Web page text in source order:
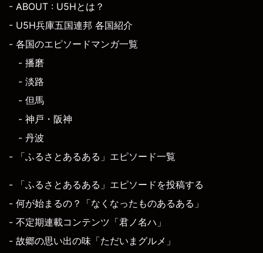
- ABOUT : U5Hとは？
- U5H兵庫五国連邦 各国紹介
- 各国のエピソードマンガ一覧
- 播磨
- 淡路
- 但馬
- 神戸・阪神
- 丹波
- 「ふるさとあるある」エピソード一覧
- 「ふるさとあるある」エピソードを投稿する
- 何が始まるの？「なくなったものあるある」
- 不定期連載コンテンツ「君ノ名ハ」
- 故郷の思い出の味「ただいまグルメ」